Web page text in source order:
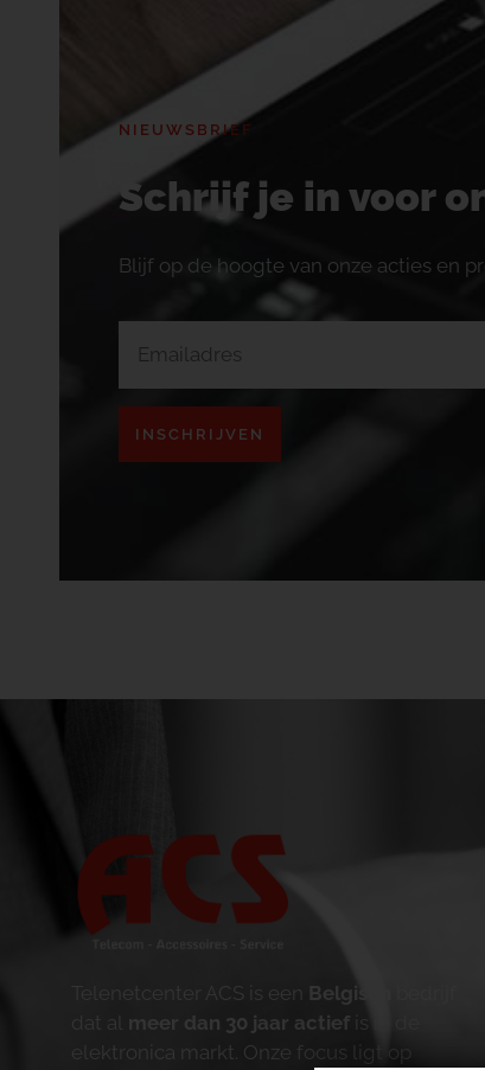
NIEUWSBRIEF
Schrijf je in voor
Blijf op de hoogte van onze acties en
INSCHRIJVEN
Telenetcenter ACS is een Belgisch
dat al meer dan 30 jaar actief is in de
elektronica markt. Onze focus ligt op